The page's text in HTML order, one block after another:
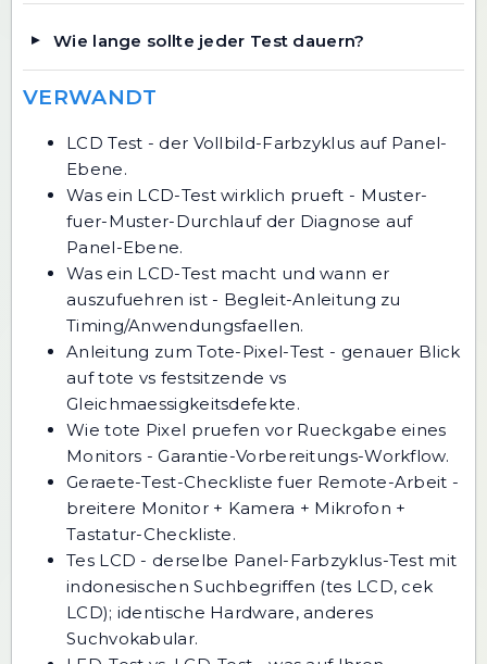
Wie lange sollte jeder Test dauern?
VERWANDT
LCD Test - der Vollbild-Farbzyklus auf Panel-
Ebene.
Was ein LCD-Test wirklich prueft - Muster-
fuer-Muster-Durchlauf der Diagnose auf
Panel-Ebene.
Was ein LCD-Test macht und wann er
auszufuehren ist- Begleit-Anleitung zu
Timing/Anwendungsfaellen.
Anleitung zum Tote-Pixel-Test - genauer Blick
auf tote vs festsitzende vs
Gleichmaessigkeitsdefekte.
Wie tote Pixel pruefen vor Rueckgabe eines
Monitors - Garantie-Vorbereitungs-Workflow.
Geraete-Test-Checkliste fuer Remote-Arbeit -
breitere Monitor + Kamera + Mikrofon +
Tastatur-Checkliste.
Tes LCD - derselbe Panel-Farbzyklus-Test mit
indonesischen Suchbegriffen (tes LCD, cek
LCD); identische Hardware, anderes
Suchvokabular.